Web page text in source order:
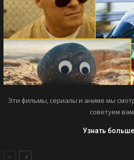
Эти фильмы, сериалы и аниме мы
советуем вам
Узнать больше